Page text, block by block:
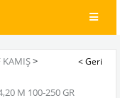
KAMIŞ>
M 100-250 GR